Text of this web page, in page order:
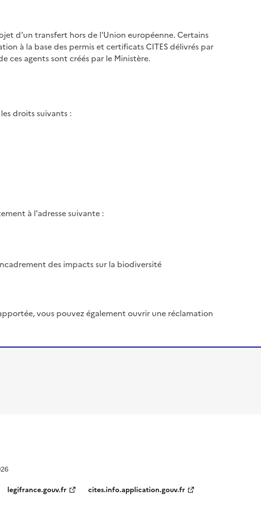
d'un transfert hors de l'Union européenne. Certains
à la base des permis et certificats CITES délivrés par
ces agents sont créés par le Ministère.
droits suivants :
à l'adresse suivante :
des impacts sur la biodiversité
vous pouvez également ouvrir une réclamation
legifrance.gouv.fr cites.info.application.gouv.fr